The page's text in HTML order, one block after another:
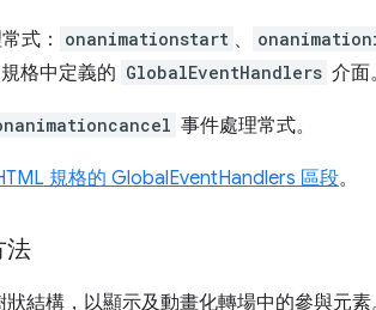
式： onanimationstart 、
格中定義的 GlobalEventHandlers 介面。
事件處理常式。
規格的 GlobalEventHandlers 區段。
法
結構，以顯示及動畫化轉場中的參與元